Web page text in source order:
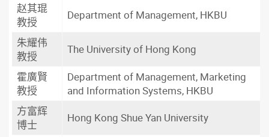
赵其琨
教授
Department of Management, HKBU
朱耀伟
教授
The University of Hong Kong
霍廣賢
教授
Department of Management, Marketing
and Information Systems, HKBU
方富辉
博士
Hong Kong Shue Yan University